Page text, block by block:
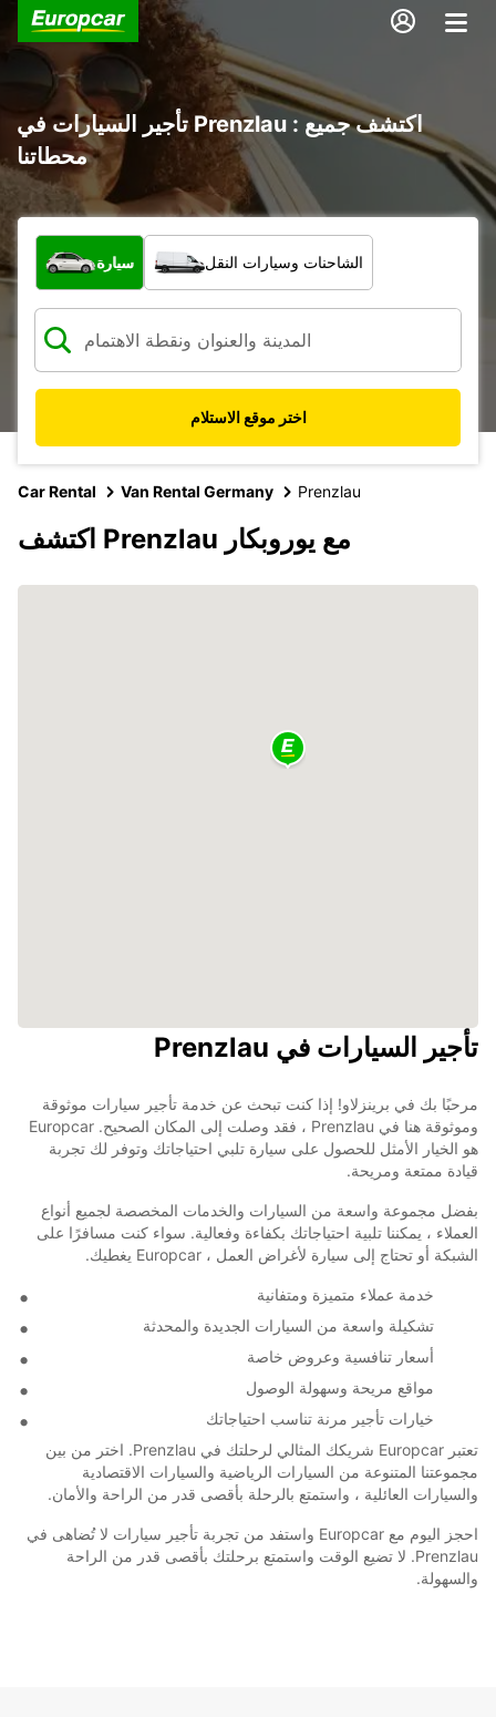
تأجير السيارات في Prenzlau : اكتشف جميع
محطاتنا
ما نوع المركبة؟
سيارة الشاحنات وسيارات النقل
اختر موقع الاستلام
Car Rental Van Rental Germany Prenzlau
اكتشف Prenzlau مع يوروبكار
تأجير السيارات في Prenzlau
مرحبًا بك في برينزلاو! إذا كنت تبحث عن خدمة تأجير سيارات موثوقة
وموثوقة هنا في Prenzlau ، فقد وصلت إلى المكان الصحيح. Europcar
هو الخيار الأمثل للحصول على سيارة تلبي احتياجاتك وتوفر لك تجربة
قيادة ممتعة ومريحة.
بفضل مجموعة واسعة من السيارات والخدمات المخصصة لجميع أنواع
العملاء ، يمكننا تلبية احتياجاتك بكفاءة وفعالية. سواء كنت مسافرًا على
الشبكة أو تحتاج إلى سيارة لأغراض العمل ، Europcar يغطيك.
خدمة عملاء متميزة ومتفانية
تشكيلة واسعة من السيارات الجديدة والمحدثة
أسعار تنافسية وعروض خاصة
مواقع مريحة وسهولة الوصول
خيارات تأجير مرنة تناسب احتياجاتك
تعتبر Europcar شريكك المثالي لرحلتك في Prenzlau. اختر من بين
مجموعتنا المتنوعة من السيارات الرياضية والسيارات الاقتصادية
والسيارات العائلية ، واستمتع بالرحلة بأقصى قدر من الراحة والأمان.
احجز اليوم مع Europcar واستفد من تجربة تأجير سيارات لا تُضاهى في
Prenzlau. لا تضيع الوقت واستمتع برحلتك بأقصى قدر من الراحة
والسهولة.